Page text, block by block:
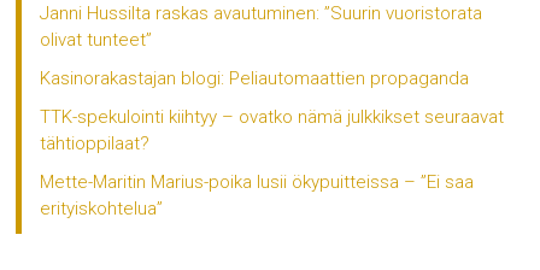
Janni Hussilta raskas avautuminen: ”Suurin vuoristorata
olivat tunteet”
Kasinorakastajan blogi: Peliautomaattien propaganda
TTK-spekulointi kiihtyy – ovatko nämä julkkikset seuraavat
tähtioppilaat?
Mette-Maritin Marius-poika lusii ökypuitteissa – ”Ei saa
erityiskohtelua”